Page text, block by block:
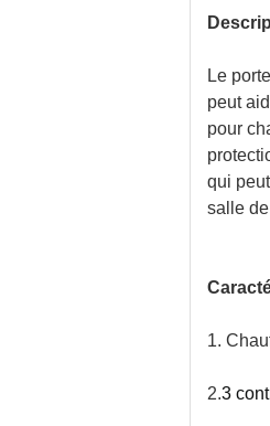
Le
peut
pour
qui
salle
1.
2.3